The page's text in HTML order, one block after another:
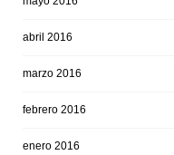
abril 2016
marzo 2016
febrero 2016
enero 2016